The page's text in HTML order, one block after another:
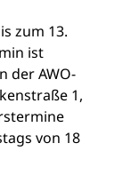
zum 13.
ist
der AWO-
1,
von 18